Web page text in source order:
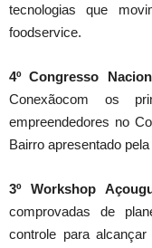
tecnologias que
foodservice.
4º Congresso
Conexãocom os
empreendedores no
Bairro apresentado
3º Workshop
comprovadas de
controle para